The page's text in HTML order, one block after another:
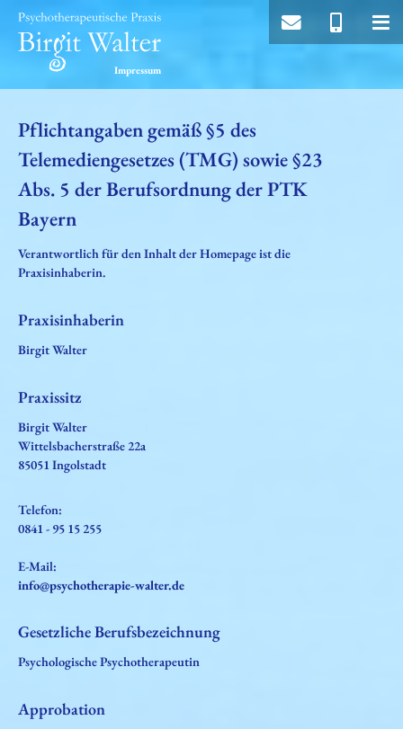
Impressum
Pflichtangaben gemäß §5 des
Telemediengesetzes (TMG) sowie §23
Abs. 5 der Berufsordnung der PTK
Bayern
Verantwortlich für den Inhalt der Homepage ist die
Praxisinhaberin.
Praxisinhaberin
Birgit Walter
Praxissitz
Birgit Walter
Wittelsbacherstraße 22a
85051 Ingolstadt
Telefon:
0841 - 95 15 255
E-Mail:
info@psychotherapie-walter.de
Gesetzliche Berufsbezeichnung
Psychologische Psychotherapeutin
Approbation